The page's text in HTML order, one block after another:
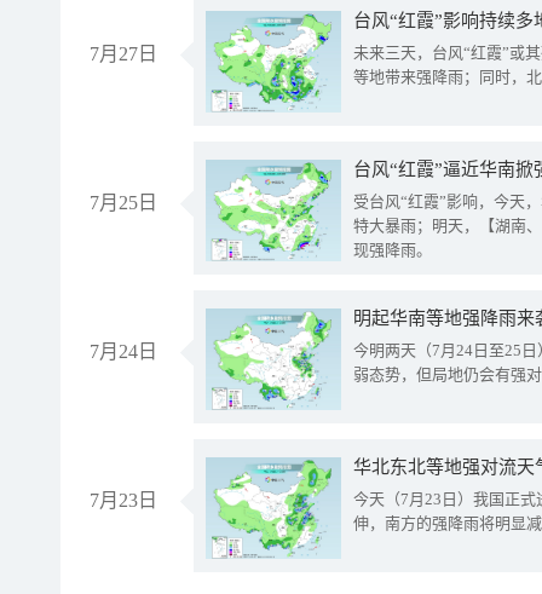
7月27日
台风“红霞”影响持续
未来三天，台风“红霞”或
等地带来强降雨；同时，
7月25日
台风“红霞”逼近华南
受台风“红霞”影响，今天
特大暴雨；明天，【湖南
现强降雨。
7月24日
明起华南等地强降雨
今明两天（7月24日至25
弱态势，但局地仍会有强
7月23日
华北东北等地强对流天
今天（7月23日）我国正
伸，南方的强降雨将明显